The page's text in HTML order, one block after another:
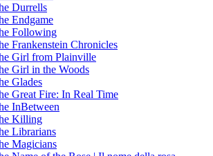
Durrells
Endgame
Following
Frankenstein Chronicles
Girl from Plainville
Girl in the Woods
Glades
Great Fire: In Real Time
InBetween
Killing
Librarians
Magicians